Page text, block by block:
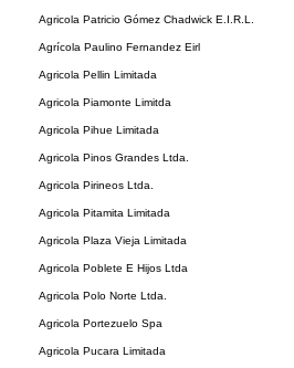
Agricola Patricio Gómez Chadwick E.I.R.L.
Agrícola Paulino Fernandez Eirl
Agricola Pellin Limitada
Agricola Piamonte Limitda
Agricola Pihue Limitada
Agricola Pinos Grandes Ltda.
Agricola Pirineos Ltda.
Agricola Pitamita Limitada
Agricola Plaza Vieja Limitada
Agricola Poblete E Hijos Ltda
Agricola Polo Norte Ltda.
Agricola Portezuelo Spa
Agricola Pucara Limitada